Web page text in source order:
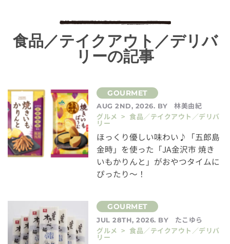
食品／テイクアウト／デリバ
リーの記事
AUG 2ND, 2026. BY
林美由紀
グルメ > 食品／テイクアウト／デリバ
リー
ほっくり優しい味わい♪「五郎島
金時」を使った「JA金沢市 焼き
いもかりんと」がおやつタイムに
ぴったり～！
JUL 28TH, 2026. BY
たこゆら
グルメ > 食品／テイクアウト／デリバ
リー